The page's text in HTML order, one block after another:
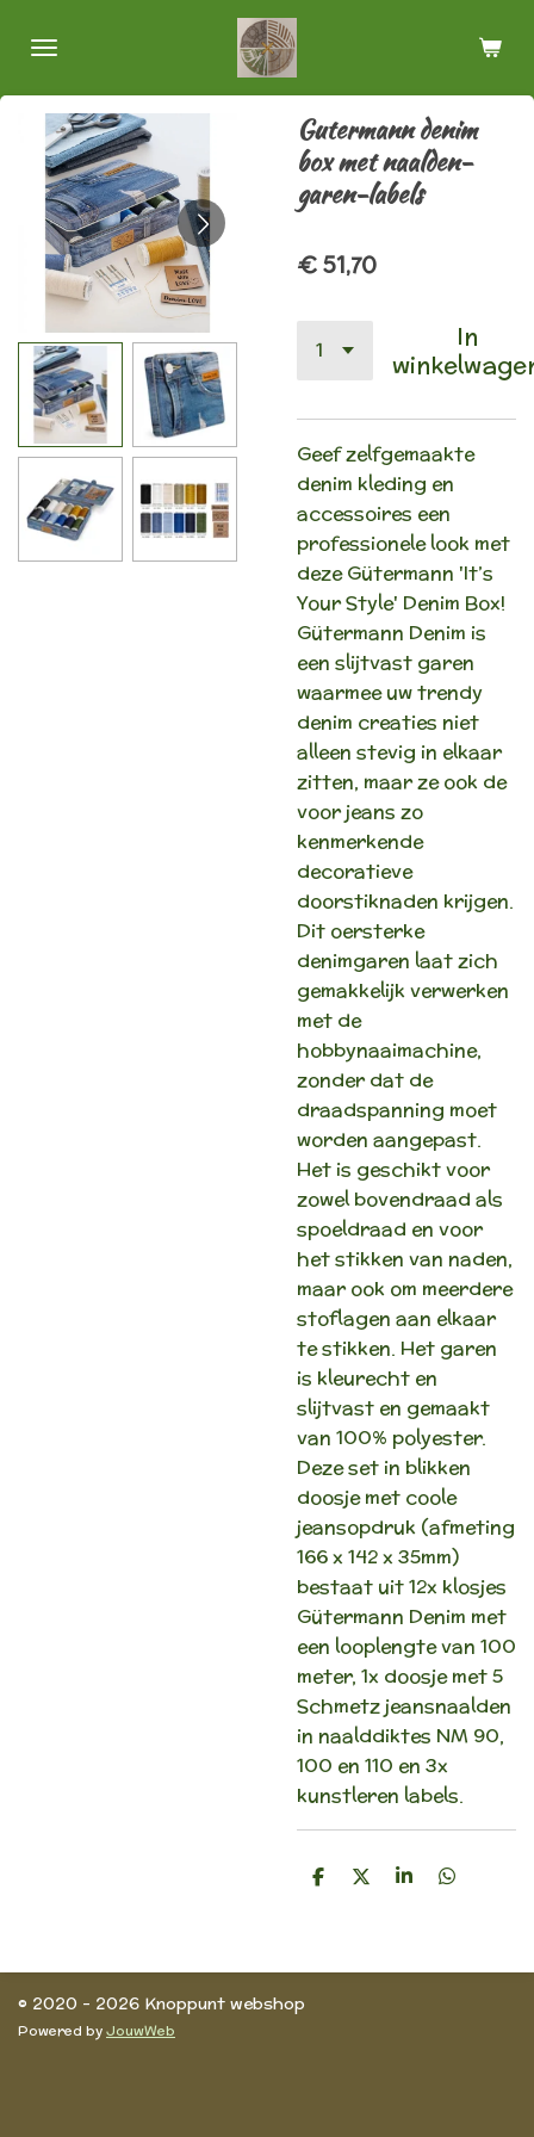
direct
hoofdinhoud
Gutermann denim
box met naalden-
garen-labels
€ 51,70
In
Geef zelfgemaakte
denim kleding en
accessoires een
professionele look met
deze Gütermann 'It’s
Your Style' Denim Box!
Gütermann Denim is
een slijtvast garen
waarmee uw trendy
denim creaties niet
alleen stevig in elkaar
zitten, maar ze ook de
voor jeans zo
kenmerkende
decoratieve
doorstiknaden krijgen.
Dit oersterke
denimgaren laat zich
gemakkelijk verwerken
met de
hobbynaaimachine,
zonder dat de
draadspanning moet
worden aangepast.
Het is geschikt voor
zowel bovendraad als
spoeldraad en voor
het stikken van naden,
maar ook om meerdere
stoflagen aan elkaar
te stikken. Het garen
is kleurecht en
slijtvast en gemaakt
van 100% polyester.
Deze set in blikken
doosje met coole
jeansopdruk (afmeting
166 x 142 x 35mm)
bestaat uit 12x klosjes
Gütermann Denim met
een looplengte van 100
meter, 1x doosje met 5
Schmetz jeansnaalden
in naalddiktes NM 90,
100 en 110 en 3x
kunstleren labels.
D
D
S
D
© 2020 - 2026 Knoppunt webshop
Powered byJouwWeb